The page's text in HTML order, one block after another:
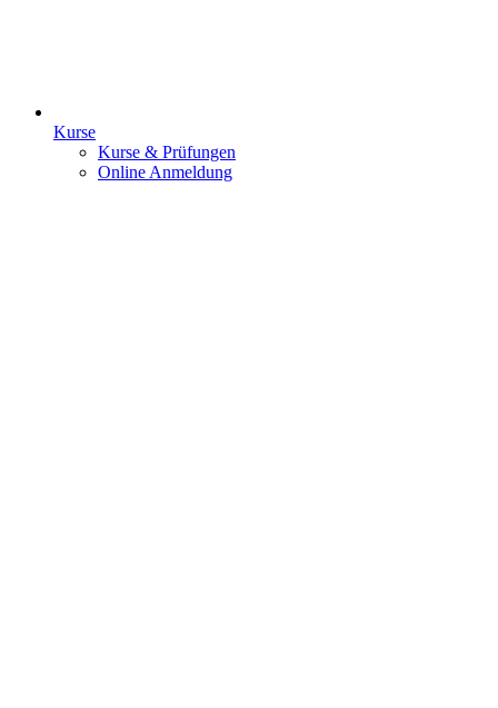
Kurse
Kurse & Prüfungen
Online Anmeldung